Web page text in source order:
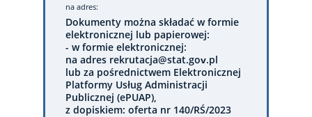
na adres:
Dokumenty można składać w formie
elektronicznej lub papierowej:
- w formie elektronicznej:
na adres rekrutacja@stat.gov.pl
lub za pośrednictwem Elektronicznej
Platformy Usług Administracji
Publicznej (ePUAP),
z dopiskiem: oferta nr 140/RŚ/2023